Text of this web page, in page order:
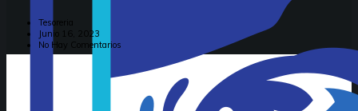
Tesoreria
Junio 16, 2023
No Hay Comentarios